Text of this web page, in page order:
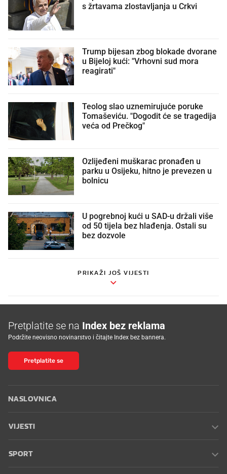
s žrtavama zlostavljanja u Crkvi
Trump bijesan zbog blokade dvorane
u Bijeloj kući: "Vrhovni sud mora
reagirati"
Teolog slao uznemirujuće poruke
Tomaševiću. "Dogodit će se tragedija
veća od Prečkog"
Ozlijeđeni muškarac pronađen u
parku u Osijeku, hitno je prevezen u
bolnicu
U pogrebnoj kući u SAD-u držali više
od 50 tijela bez hlađenja. Ostali su
bez dozvole
PRIKAŽI JOŠ VIJESTI
Pretplatite se na Index bez reklama
Podržite neovisno novinarstvo i čitajte Index bez bannera.
Pretplatite se
NASLOVNICA
VIJESTI
SPORT